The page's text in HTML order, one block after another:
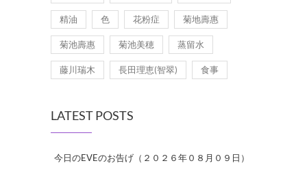
精油 色 花粉症 菊地壽惠
菊池壽惠 菊池美穂 蒸留水
藤川瑞木 長田理恵(智翠) 食事
LATEST POSTS
今日のEVEのお告げ（２０２６年０８月０９日）